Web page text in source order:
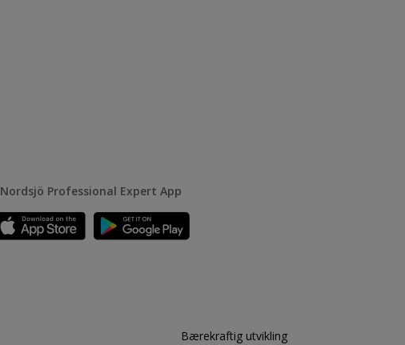
Nordsjö Professional Expert App
Bærekraftig utvikling